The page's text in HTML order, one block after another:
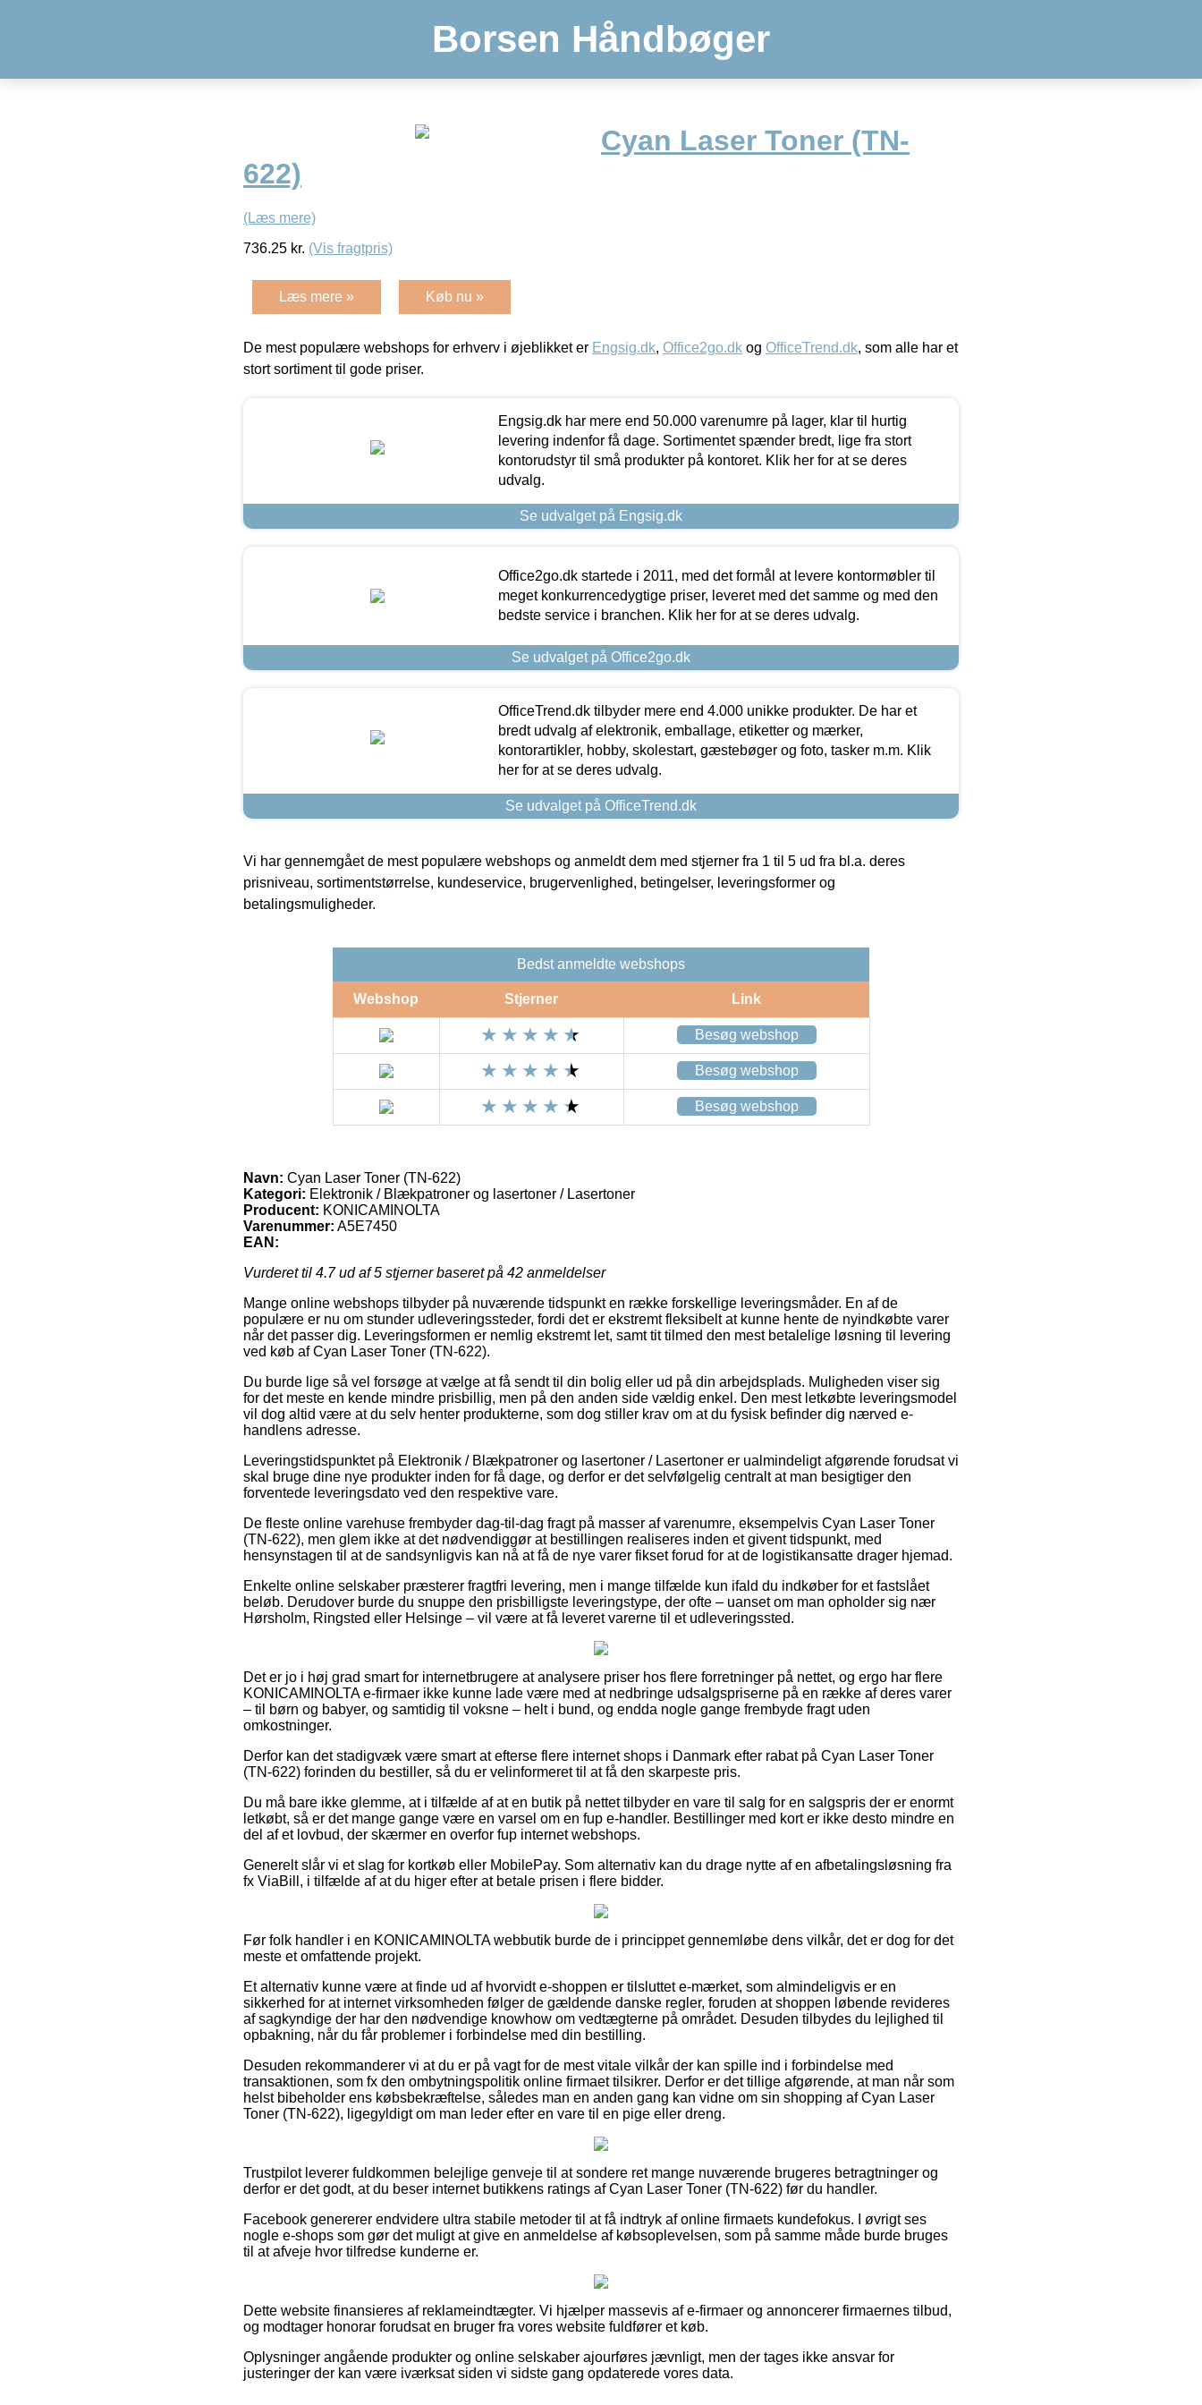
Borsen Håndbøger
Cyan Laser Toner (TN-
622)
(Læs mere)
736.25 kr. (Vis fragtpris)
Læs mere » Køb nu »
De mest populære webshops for erhverv i øjeblikket er Engsig.dk, Office2go.dk og OfficeTrend.dk, som alle har et
stort sortiment til gode priser.
Engsig.dk har mere end 50.000 varenumre på lager, klar til hurtig
levering indenfor få dage. Sortimentet spænder bredt, lige fra stort
kontorudstyr til små produkter på kontoret. Klik her for at se deres
udvalg.
Se udvalget på Engsig.dk
Office2go.dk startede i 2011, med det formål at levere kontormøbler til
meget konkurrencedygtige priser, leveret med det samme og med den
bedste service i branchen. Klik her for at se deres udvalg.
Se udvalget på Office2go.dk
OfficeTrend.dk tilbyder mere end 4.000 unikke produkter. De har et
bredt udvalg af elektronik, emballage, etiketter og mærker,
kontorartikler, hobby, skolestart, gæstebøger og foto, tasker m.m. Klik
her for at se deres udvalg.
Se udvalget på OfficeTrend.dk
Vi har gennemgået de mest populære webshops og anmeldt dem med stjerner fra 1 til 5 ud fra bl.a. deres
prisniveau, sortimentstørrelse, kundeservice, brugervenlighed, betingelser, leveringsformer og
betalingsmuligheder.
Bedst anmeldte webshops
Webshop Stjerner Link
Besøg webshop
Besøg webshop
Besøg webshop
Navn: Cyan Laser Toner (TN-622)
Kategori: Elektronik / Blækpatroner og lasertoner / Lasertoner
Producent: KONICAMINOLTA
Varenummer: A5E7450
EAN:
Vurderet til 4.7ud af 5 stjerner baseret på 42 anmeldelser
Mange online webshops tilbyder på nuværende tidspunkt en række forskellige leveringsmåder. En af de
populære er nu om stunder udleveringssteder, fordi det er ekstremt fleksibelt at kunne hente de nyindkøbte varer
når det passer dig. Leveringsformen er nemlig ekstremt let, samt tit tilmed den mest betalelige løsning til levering
ved køb af Cyan Laser Toner (TN-622).
Du burde lige så vel forsøge at vælge at få sendt til din bolig eller ud på din arbejdsplads. Muligheden viser sig
for det meste en kende mindre prisbillig, men på den anden side vældig enkel. Den mest letkøbte leveringsmodel
vil dog altid være at du selv henter produkterne, som dog stiller krav om at du fysisk befinder dig nærved e-
handlens adresse.
Leveringstidspunktet på Elektronik / Blækpatroner og lasertoner / Lasertoner er ualmindeligt afgørende forudsat vi
skal bruge dine nye produkter inden for få dage, og derfor er det selvfølgelig centralt at man besigtiger den
forventede leveringsdato ved den respektive vare.
De fleste online varehuse frembyder dag-til-dag fragt på masser af varenumre, eksempelvis Cyan Laser Toner
(TN-622), men glem ikke at det nødvendiggør at bestillingen realiseres inden et givent tidspunkt, med
hensynstagen til at de sandsynligvis kan nå at få de nye varer fikset forud for at de logistikansatte drager hjemad.
Enkelte online selskaber præsterer fragtfri levering, men i mange tilfælde kun ifald du indkøber for et fastslået
beløb. Derudover burde du snuppe den prisbilligste leveringstype, der ofte – uanset om man opholder sig nær
Hørsholm, Ringsted eller Helsinge – vil være at få leveret varerne til et udleveringssted.
Det er jo i høj grad smart for internetbrugere at analysere priser hos flere forretninger på nettet, og ergo har flere
KONICAMINOLTA e-firmaer ikke kunne lade være med at nedbringe udsalgspriserne på en række af deres varer
– til børn og babyer, og samtidig til voksne – helt i bund, og endda nogle gange frembyde fragt uden
omkostninger.
Derfor kan det stadigvæk være smart at efterse flere internet shops i Danmark efter rabat på Cyan Laser Toner
(TN-622) forinden du bestiller, så du er velinformeret til at få den skarpeste pris.
Du må bare ikke glemme, at i tilfælde af at en butik på nettet tilbyder en vare til salg for en salgspris der er enormt
letkøbt, så er det mange gange være en varsel om en fup e-handler. Bestillinger med kort er ikke desto mindre en
del af et lovbud, der skærmer en overfor fup internet webshops.
Generelt slår vi et slag for kortkøb eller MobilePay. Som alternativ kan du drage nytte af en afbetalingsløsning fra
fx ViaBill, i tilfælde af at du higer efter at betale prisen i flere bidder.
Før folk handler i en KONICAMINOLTA webbutik burde de i princippet gennemløbe dens vilkår, det er dog for det
meste et omfattende projekt.
Et alternativ kunne være at finde ud af hvorvidt e-shoppen er tilsluttet e-mærket, som almindeligvis er en
sikkerhed for at internet virksomheden følger de gældende danske regler, foruden at shoppen løbende revideres
af sagkyndige der har den nødvendige knowhow om vedtægterne på området. Desuden tilbydes du lejlighed til
opbakning, når du får problemer i forbindelse med din bestilling.
Desuden rekommanderer vi at du er på vagt for de mest vitale vilkår der kan spille ind i forbindelse med
transaktionen, som fx den ombytningspolitik online firmaet tilsikrer. Derfor er det tillige afgørende, at man når som
helst bibeholder ens købsbekræftelse, således man en anden gang kan vidne om sin shopping af Cyan Laser
Toner (TN-622), ligegyldigt om man leder efter en vare til en pige eller dreng.
Trustpilot leverer fuldkommen belejlige genveje til at sondere ret mange nuværende brugeres betragtninger og
derfor er det godt, at du beser internet butikkens ratings af Cyan Laser Toner (TN-622) før du handler.
Facebook genererer endvidere ultra stabile metoder til at få indtryk af online firmaets kundefokus. I øvrigt ses
nogle e-shops som gør det muligt at give en anmeldelse af købsoplevelsen, som på samme måde burde bruges
til at afveje hvor tilfredse kunderne er.
Dette website finansieres af reklameindtægter. Vi hjælper massevis af e-firmaer og annoncerer firmaernes tilbud,
og modtager honorar forudsat en bruger fra vores website fuldfører et køb.
Oplysninger angående produkter og online selskaber ajourføres jævnligt, men der tages ikke ansvar for
justeringer der kan være iværksat siden vi sidste gang opdaterede vores data.